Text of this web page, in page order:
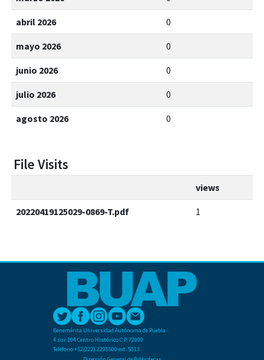
abril 2026 0
mayo 2026 0
junio 2026 0
julio 2026 0
agosto 2026 0
File Visits
views
20220419125029-0869-T.pdf 1
Benemérita Universidad Autónoma de Puebla
4 sur 104 Centro Histórico C.P. 72000
Teléfono +52(222) 2295500 ext. 5013